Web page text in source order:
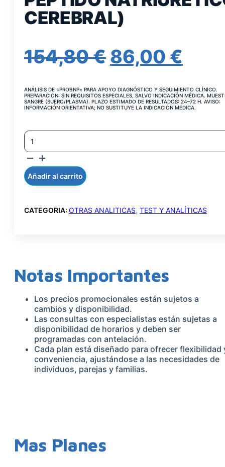
CEREBRAL)
154,80€ EL
ORIGINAL
154,80 €.
86,00 €
ANÁLISIS DE «PROBNP» PARA APOYO DIAGNÓSTICO Y SEGUIMIENTO CLÍNICO.
PREPARACIÓN: SIN REQUISITOS ESPECIALES, SALVO INDICACIÓN MÉDICA.
SANGRE (SUERO/PLASMA). PLAZO ESTIMADO DE RESULTADOS: 24–72 H. AVISO:
INFORMACIÓN ORIENTATIVA; NO SUSTITUYE LA INDICACIÓN MÉDICA.
NT-
PRO-
BNP
(NT-
PRO-
PEPTIDO
CEREBRAL)
CANTIDAD
Añadir al carrito
CATEGORIA: OTRAS ANALITICAS, TEST Y ANALÍTICAS
Notas Importantes
Los precios promocionales están sujetos a
cambios y disponibilidad.
Las consultas con especialistas están sujetas a
disponibilidad de horarios y deben ser
programadas con antelación.
Cada plan está diseñado para ofrecer flexibilidad
conveniencia, ajustándose a las necesidades de
individuos, parejas y familias.
Mas Planes